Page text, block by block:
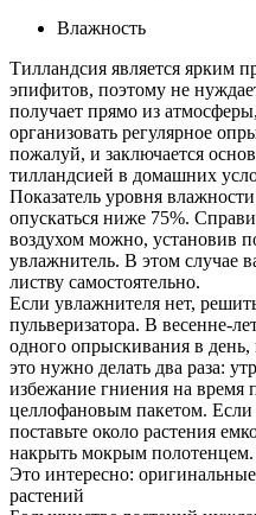
Влажность
Тилландсия является ярким
эпифитов, поэтому не
получает прямо из
организовать регулярное
пожалуй, и заключается
тилландсией в домашних
Показатель уровня
опускаться ниже 75%.
воздухом можно, установив
увлажнитель. В этом случае
листву самостоятельно.
Если увлажнителя нет,
пульверизатора. В весенне-
одного опрыскивания в день,
это нужно делать два раза:
избежание гниения на время
целлофановым пакетом. Если
поставьте около растения
накрыть мокрым полотенцем.
Это интересно:
растений